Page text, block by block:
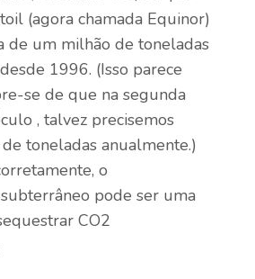
(agora chamada Equinor)
de um milhão de toneladas
1996. (Isso parece
se de que na segunda
, talvez precisemos
toneladas anualmente.)
o
pode ser uma
CO2